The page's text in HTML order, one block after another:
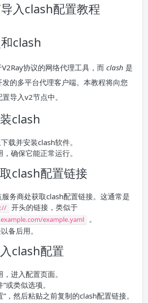
入clash配置教程
clash
协议的网络代理工具，而 clash 是
的多平台代理客户端。本教程将向您
导入v2节点中。
clash
载并安装clash软件。
确保它能正常运行。
clash配置链接
务商处获取clash配置链接。这通常是
开头的链接，类似于
example.yaml
。
备后用。
clash配置
进入配置页面。
或类似选项。
”，然后粘贴之前复制的clash配置链接。